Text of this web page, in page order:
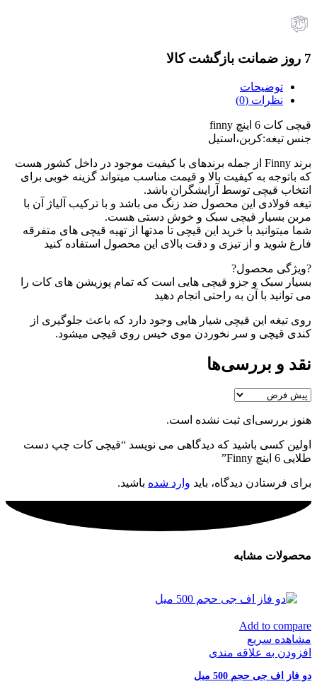
7 روز ضمانت بازگشت کالا
توضیحات
نظرات (0)
قیچی کات 6 اینچ finny
جنس تیغه:کربن،استیل
برند Finny از جمله برندهای با کیفیت موجود در داخل کشور هست
که باتوجه به کیفیت بالا و‌ قیمت مناسب میتواند گزینه خوبی برای
انتخاب قیچی توسط آرایشگران باشد.
تیغه فولادی این محصول ضد زنگ می باشد و با ترکیب آلیاژ آن با
مربن بسیار قیچی سبک و خوش دستی هست.
شما میتوانید با خرید این قیچی تا مدتها از تهیه قیچی های متفرقه
فارغ شوید و از تیزی و دقت بالای این محصول استفاده کنید
?ویژگی محصول?
بسیار سبک و جزو قیچی هایی است که تمام پوزیشن های کات را
می توانید با آن به راحتی انجام دهید
رو‌ی تیغه این قیچی شیار هایی وجود دارد که باعث جلوگیری از
کندی قیچی و سر نخوردن موی خیس روی قیچی میشود.
نقد و بررسی‌ها
هنوز بررسی‌ای ثبت نشده است.
اولین کسی باشید که دیدگاهی می نویسد “قیچی کات چپ دست
طلایی 6 اینچ Finny”
برای فرستادن دیدگاه، باید وارد شده باشید.
محصولات مشابه
Add to compare
مشاهده سریع
افزودن به علاقه مندی
دو فاز اف جی حجم 500 میل